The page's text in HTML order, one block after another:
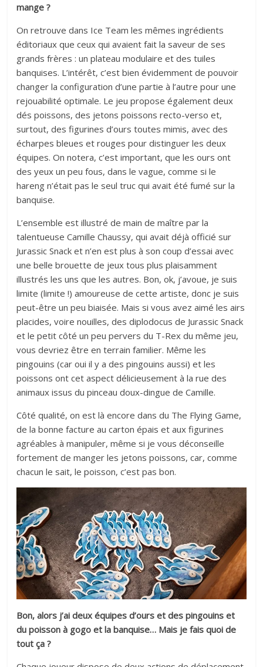
mange ?
On retrouve dans Ice Team les mêmes ingrédients
éditoriaux que ceux qui avaient fait la saveur de ses
grands frères : un plateau modulaire et des tuiles
banquises. L’intérêt, c’est bien évidemment de pouvoir
changer la configuration d’une partie à l’autre pour une
rejouabilité optimale. Le jeu propose également deux
dés poissons, des jetons poissons recto-verso et,
surtout, des figurines d’ours toutes mimis, avec des
écharpes bleues et rouges pour distinguer les deux
équipes. On notera, c’est important, que les ours ont
des yeux un peu fous, dans le vague, comme si le
hareng n’était pas le seul truc qui avait été fumé sur la
banquise.
L’ensemble est illustré de main de maître par la
talentueuse Camille Chaussy, qui avait déjà officié sur
Jurassic Snack et n’en est plus à son coup d’essai avec
une belle brouette de jeux tous plus plaisamment
illustrés les uns que les autres. Bon, ok, j’avoue, je suis
limite (limite !) amoureuse de cette artiste, donc je suis
peut-être un peu biaisée. Mais si vous avez aimé les airs
placides, voire nouilles, des diplodocus de Jurassic Snack
et le petit côté un peu pervers du T-Rex du même jeu,
vous devriez être en terrain familier. Même les
pingouins (car oui il y a des pingouins aussi) et les
poissons ont cet aspect délicieusement à la rue des
animaux issus du pinceau doux-dingue de Camille.
Côté qualité, on est là encore dans du The Flying Game,
de la bonne facture au carton épais et aux figurines
agréables à manipuler, même si je vous déconseille
fortement de manger les jetons poissons, car, comme
chacun le sait, le poisson, c’est pas bon.
Bon, alors j’ai deux équipes d’ours et des pingouins et
du poisson à gogo et la banquise… Mais je fais quoi de
tout ça ?